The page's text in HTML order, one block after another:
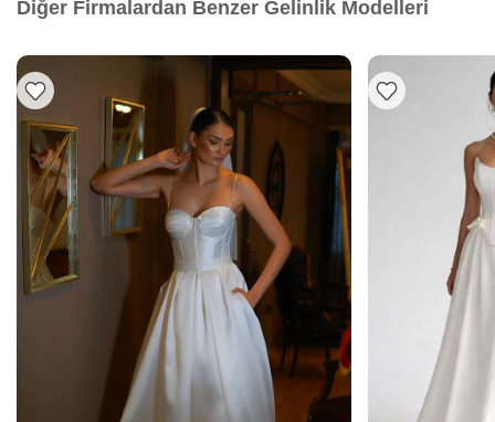
Diğer Firmalardan Benzer Gelinlik Modelleri